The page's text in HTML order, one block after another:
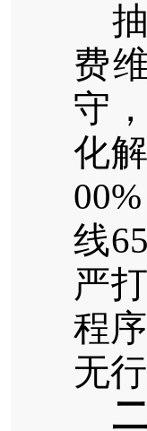
费
守
化
00%
线
严
程
无